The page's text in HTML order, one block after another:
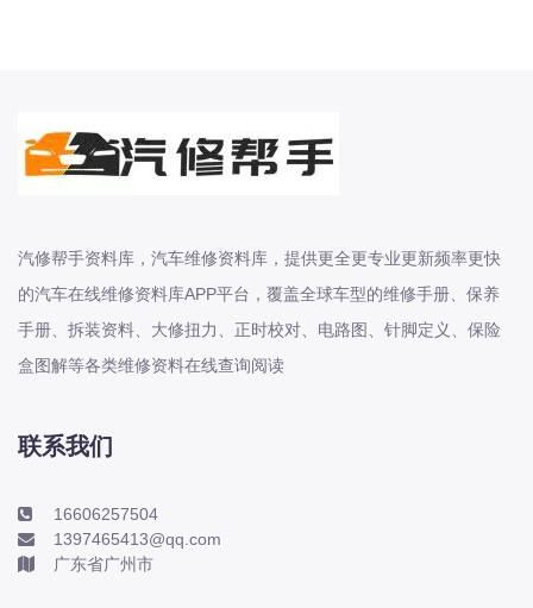
标致-进口
比亚迪-海外版
比亚迪商用车
比速
C
创维
曹操
长丰猎豹
汽修帮手资料库，汽车维修资料库，提供更全更专业更新频率更快
的汽车在线维修资料库APP平台，覆盖全球车型的维修手册、保养
手册、拆装资料、大修扭力、正时校对、电路图、针脚定义、保险
盒图解等各类维修资料在线查询阅读
联系我们
16606257504
1397465413@qq.com
广东省广州市